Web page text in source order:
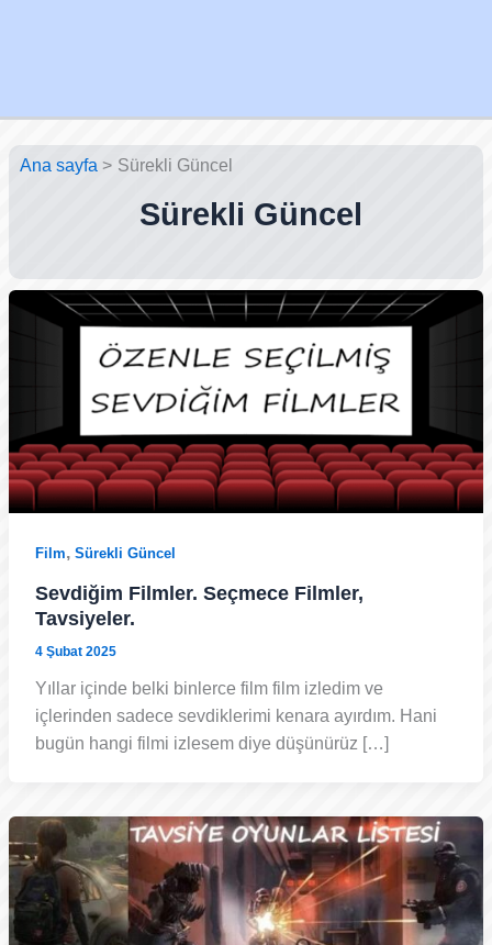
Ana sayfa Sürekli Güncel
Sürekli Güncel
Film, Sürekli Güncel
Sevdiğim Filmler. Seçmece Filmler,
Tavsiyeler.
4 Şubat 2025
Yıllar içinde belki binlerce film film izledim ve
içlerinden sadece sevdiklerimi kenara ayırdım. Hani
bugün hangi filmi izlesem diye düşünürüz […]